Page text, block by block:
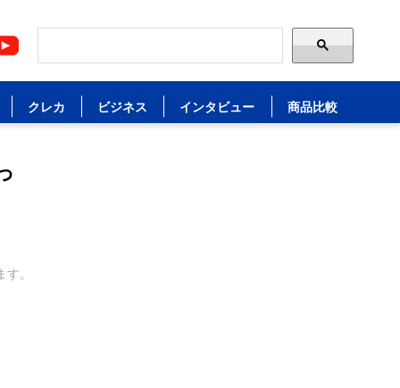
クレカ ビジネス インタビュー 商品比較
す。